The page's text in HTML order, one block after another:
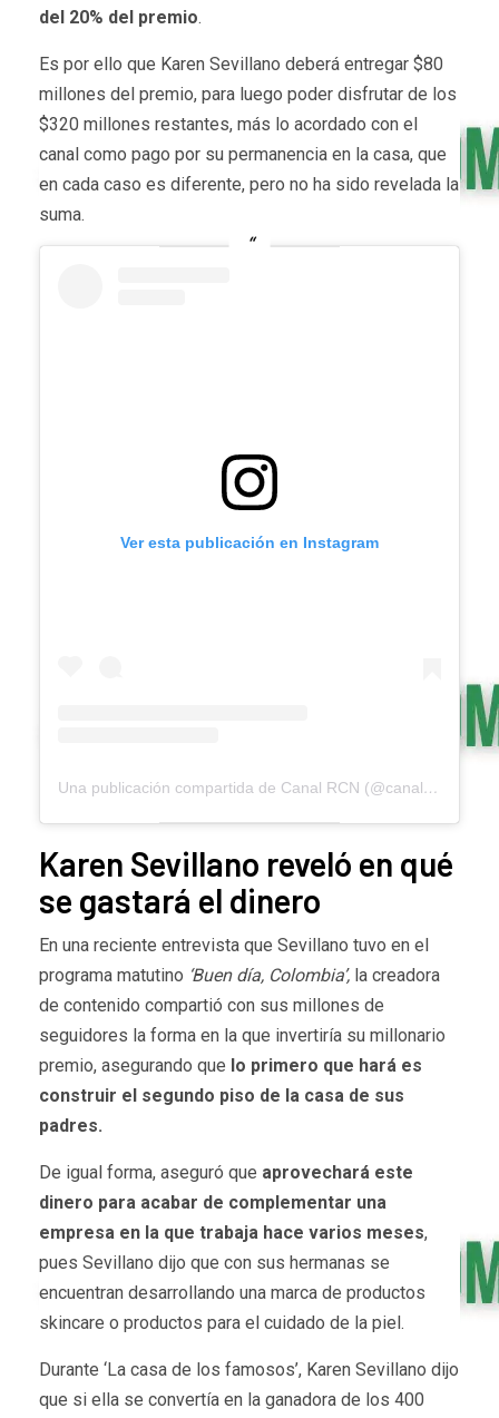
del 20% del premio.
Es por ello que Karen Sevillano deberá entregar $80
millones del premio, para luego poder disfrutar de los
$320 millones restantes, más lo acordado con el
canal como pago por su permanencia en la casa, que
en cada caso es diferente, pero no ha sido revelada la
suma.
Ver esta publicación en Instagram
Una publicación compartida de Canal RCN (@canalrcn)
Karen Sevillano reveló en qué
se gastará el dinero
En una reciente entrevista que Sevillano tuvo en el
programa matutino ‘Buen día, Colombia’, la creadora
de contenido compartió con sus millones de
seguidores la forma en la que invertiría su millonario
premio, asegurando que lo primero que hará es
construir el segundo piso de la casa de sus
padres.
De igual forma, aseguró que aprovechará este
dinero para acabar de complementar una
empresa en la que trabaja hace varios meses,
pues Sevillano dijo que con sus hermanas se
encuentran desarrollando una marca de productos
skincare o productos para el cuidado de la piel.
Durante ‘La casa de los famosos’, Karen Sevillano dijo
que si ella se convertía en la ganadora de los 400